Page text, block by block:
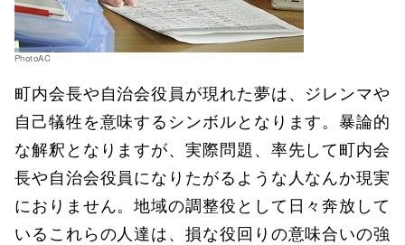
PhotoAC
町内会長や自治会役員が現れた夢は、ジレンマや
自己犠牲を意味するシンボルとなります。暴論的
な解釈となりますが、実際問題、率先して町内会
長や自治会役員になりたがるような人なんか現実
におりません。地域の調整役として日々奔放して
いるこれらの人達は、損な役回りの意味合いの強